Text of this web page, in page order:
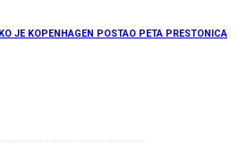
JE KOPENHAGEN POSTAO PETA PRESTONICA